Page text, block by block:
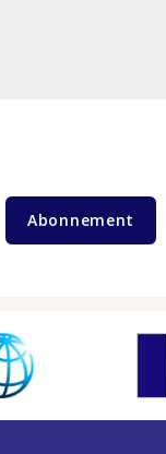
Abonnement